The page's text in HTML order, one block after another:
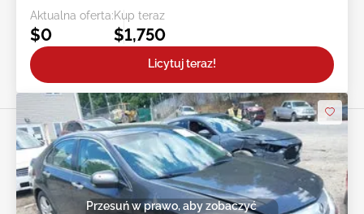
Aktualna oferta:
$0
Kup teraz
$1,750
Licytuj teraz!
Przesuń w prawo, aby zobaczyć